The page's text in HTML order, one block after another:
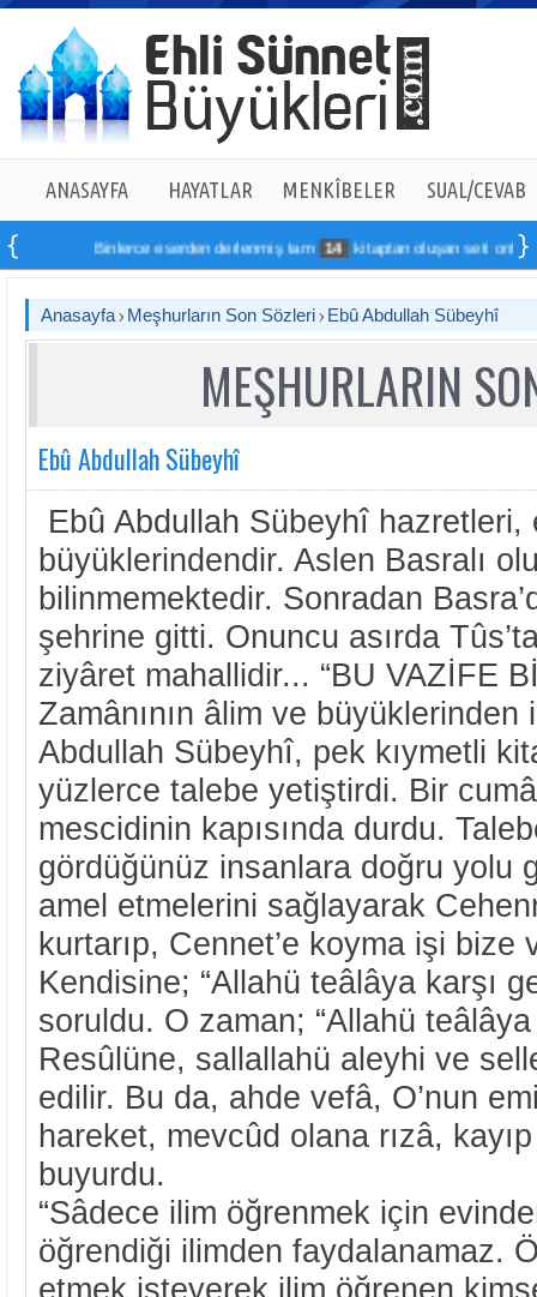
ANASAYFA HAYATLAR MENKÎBELER SUAL/CEVAB
Binlerce eserden derlenmiş tam 14 kitaptan oluşan seti online
Anasayfa Meşhurların Son Sözleri Ebû Abdullah Sübeyhî
MEŞHURLARIN
Ebû Abdullah Sübeyhî
E bû Abdullah Sübeyhî hazretleri,
büyüklerindendir. Aslen Basralı
bilinmemektedir. Sonradan
şehrine gitti. Onuncu asırda
ziyâret mahallidir... “BU VAZİFE
Zamânının âlim ve büyüklerinden
Abdullah Sübeyhî, pek kıymetli
yüzlerce talebe yetiştirdi. Bir
mescidinin kapısında durdu.
gördüğünüz insanlara doğru yolu
amel etmelerini sağlayarak
kurtarıp, Cennet’e koyma işi
Kendisine; “Allahü teâlâya karşı
soruldu. O zaman; “Allahü
Resûlüne, sallallahü aleyhi ve
edilir. Bu da, ahde vefâ, O’nun
hareket, mevcûd olana rızâ,
buyurdu.
“Sâdece ilim öğrenmek için
öğrendiği ilimden faydalanamaz.
etmek isteyerek ilim öğrenen